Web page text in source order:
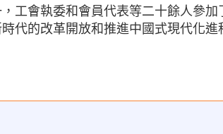
工會執委和會員代表等二十餘人參
代的改革開放和推進中國式現代化